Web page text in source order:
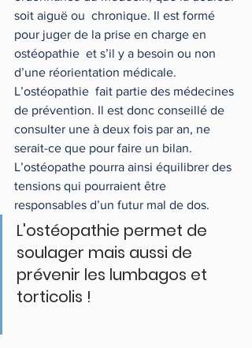
soit aiguë ou  chronique. Il est formé
pour juger de la prise en charge en
ostéopathie  et s’il y a besoin ou non
d’une réorientation médicale.
L’ostéopathie  fait partie des médecines
de prévention. Il est donc conseillé de
consulter une à deux fois par an, ne
serait-ce que pour faire un bilan.
L’ostéopathe pourra ainsi équilibrer des
tensions qui pourraient être
responsables d’un futur mal de dos.
L'ostéopathie permet de
soulager mais aussi de
prévenir les lumbagos et
torticolis !